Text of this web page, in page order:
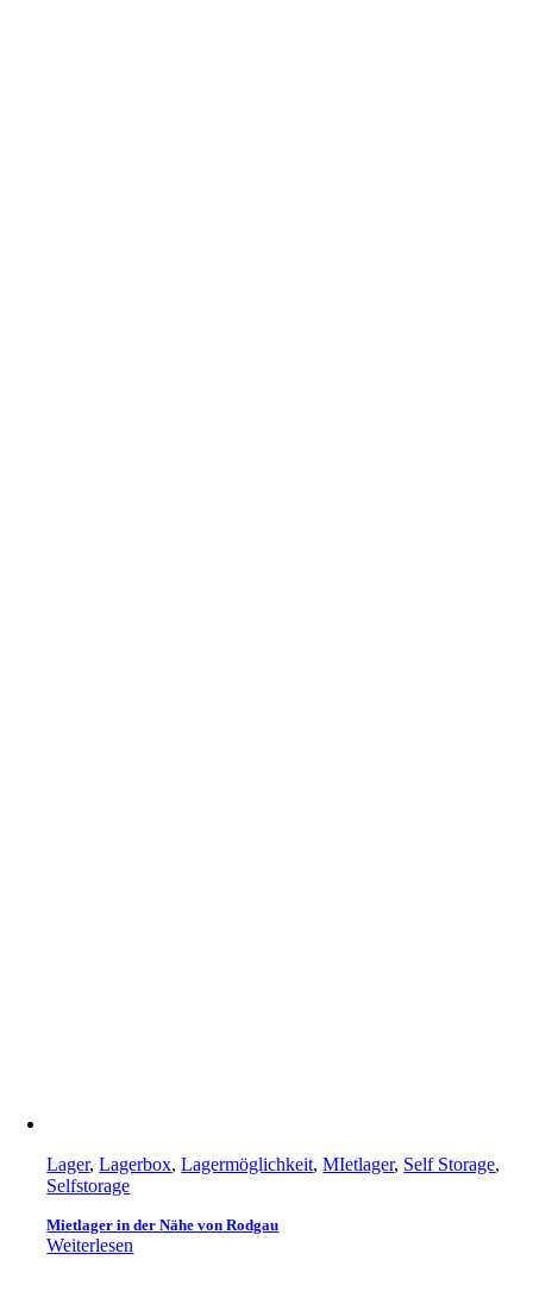
Lager,Lagerbox,Lagermöglichkeit,MIetlager, Self Storage,
Selfstorage
Mietlager in der Nähe von Rodgau
Weiterlesen